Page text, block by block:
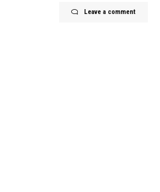
Leave a comment